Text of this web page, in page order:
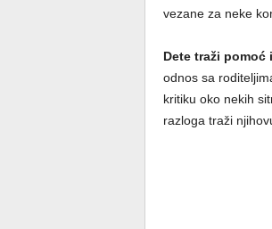
vezane za neke
Dete traži
odnos sa
kritiku oko nekih
razloga traži